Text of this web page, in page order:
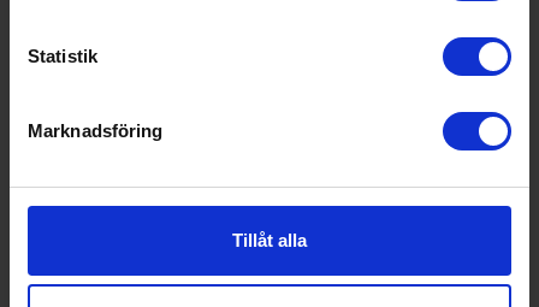
Statistik
Marknadsföring
Tillåt alla